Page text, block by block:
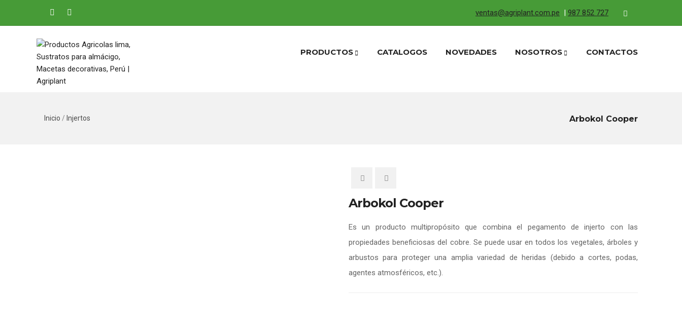
ventas@agriplant.com.pe | 987 852 727
PRODUCTOS CATALOGOS NOVEDADES NOSOTROS CONTACTOS
Arbokol Cooper
Inicio / Injertos
Arbokol Cooper
Es un producto multipropósito que combina el pegamento de injerto con las
propiedades beneficiosas del cobre. Se puede usar en todos los vegetales, árboles y
arbustos para proteger una amplia variedad de heridas (debido a cortes, podas,
agentes atmosféricos, etc.).